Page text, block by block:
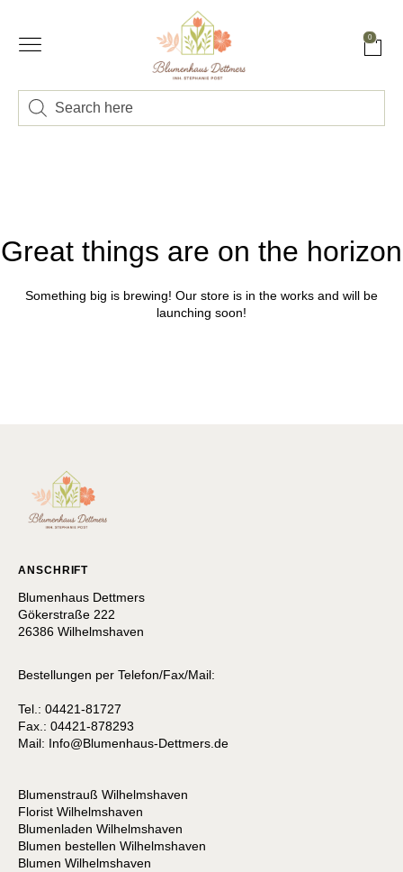
0
Great things are on the horizon
Something big is brewing! Our store is in the works and will be
launching soon!
ANSCHRIFT
Blumenhaus Dettmers
Gökerstraße 222
26386 Wilhelmshaven
Bestellungen per Telefon/Fax/Mail:
Tel.: 04421-81727
Fax.: 04421-878293
Mail: Info@Blumenhaus-Dettmers.de
Blumenstrauß Wilhelmshaven
Florist Wilhelmshaven
Blumenladen Wilhelmshaven
Blumen bestellen Wilhelmshaven
Blumen Wilhelmshaven